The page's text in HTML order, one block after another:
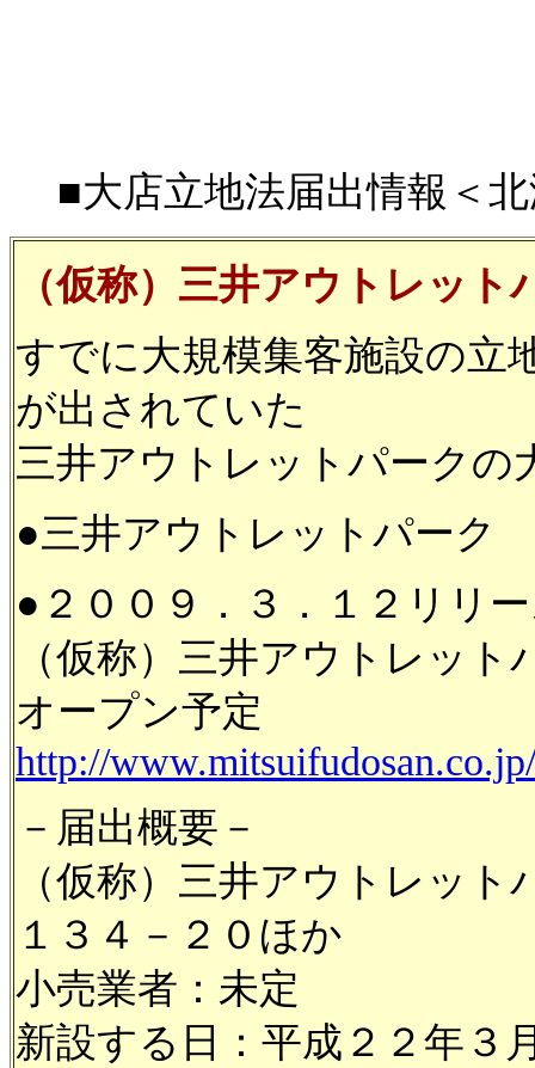
■大店立地法届出情報＜
（仮称）三井アウトレッ
すでに大規模集客施設の立
が出されていた
三井アウトレットパークの
●三井アウトレットパー
●２００９．３．１２リリ
（仮称）三井アウトレッ
オープン予定
http://
－届出概要－
（仮称）三井アウトレッ
１３４－２０ほか
小売業者：未定
新設する日：平成２２年３